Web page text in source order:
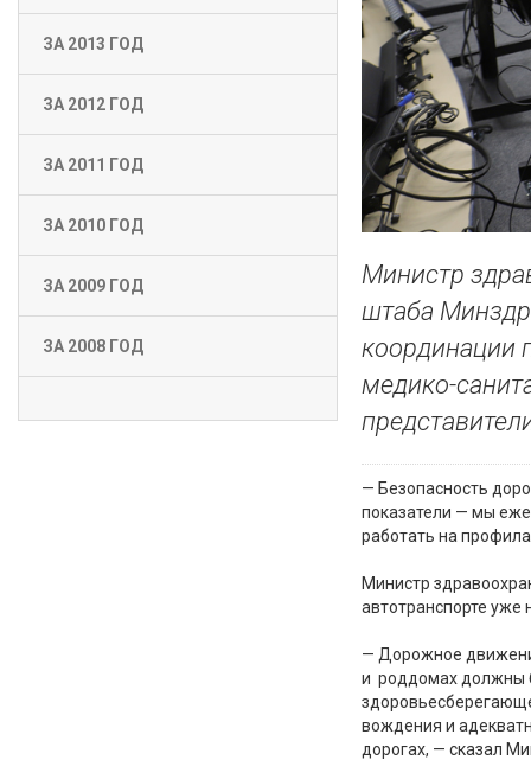
ЗА 2013 ГОД
ЗА 2012 ГОД
ЗА 2011 ГОД
ЗА 2010 ГОД
ЗА 2009 ГОД
ЗА 2008 ГОД
Министр
штаба
координации
медико-
— Безопасность
показатели — мы
работать на
Министр
автотранспорте уже
— Дорожное
и роддомах должны
вождения и
дорогах, — сказал